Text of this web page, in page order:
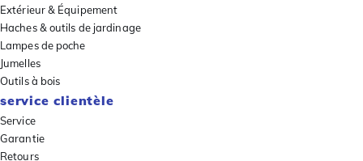
Extérieur & Équipement
Haches & outils de jardinage
Lampes de poche
Jumelles
Outils à bois
service clientèle
Service
Garantie
Retours